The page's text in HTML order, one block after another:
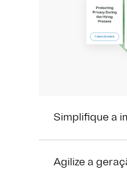
Simplifique a
Agilize a